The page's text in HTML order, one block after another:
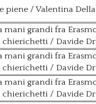
piene / Valentina Della
mani grandi fra
chierichetti / Davide
mani grandi fra
chierichetti / Davide
mani grandi fra
chierichetti / Davide